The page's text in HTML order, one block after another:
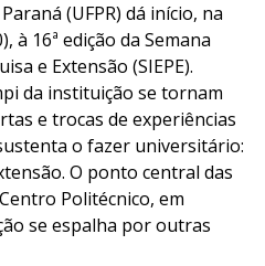
(UFPR) dá início, na
à 16ª edição da Semana
e Extensão (SIEPE).
da instituição se tornam
e trocas de experiências
o fazer universitário:
O ponto central das
Politécnico, em
se espalha por outras